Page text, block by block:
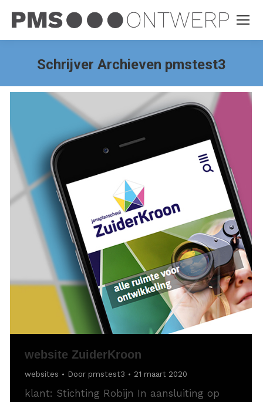
Schrijver Archieven pmstest3
website ZuiderKroon
websites Door pmstest3 21 maart 2020
klant: Stichting Robijn In aansluiting op